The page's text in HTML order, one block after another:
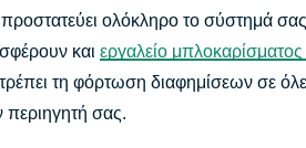
ολόκληρο το σύστημά
και εργαλείο
τη φόρτωση διαφημίσεων σε
περιηγητή σας.